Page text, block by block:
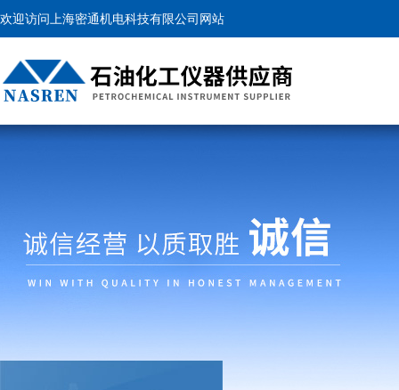
欢迎访问上海密通机电科技有限公司网站